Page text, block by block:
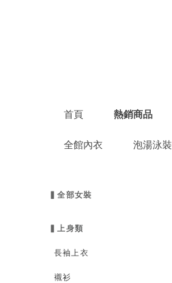
首頁 熱銷商品
全館內衣 泡湯泳裝
▍全部女裝
▍上身類
長袖上衣
襯衫